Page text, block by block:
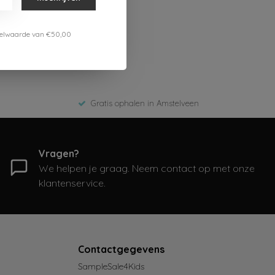
Gratis ophalen in Amstelveen
Vragen?
We helpen je graag. Neem contact op met onze
klantenservice.
Contactgegevens
SampleSale4Kids
van €50,00